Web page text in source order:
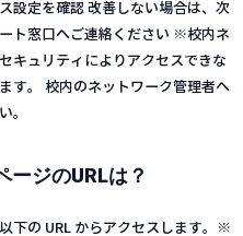
設定を確認 改善しない場合は、次
ト窓口へご連絡ください ※校内ネ
キュリティによりアクセスできな
す。 校内のネットワーク管理者へ
。
ージのURLは？
下の URL からアクセスします。※